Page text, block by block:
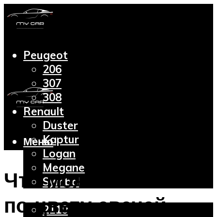
Peugeot
206
307
308
Renault
Duster
Kaptur
Logan
Megane
Symbol
2110
Меню
Что можно понять
по цвету свечей